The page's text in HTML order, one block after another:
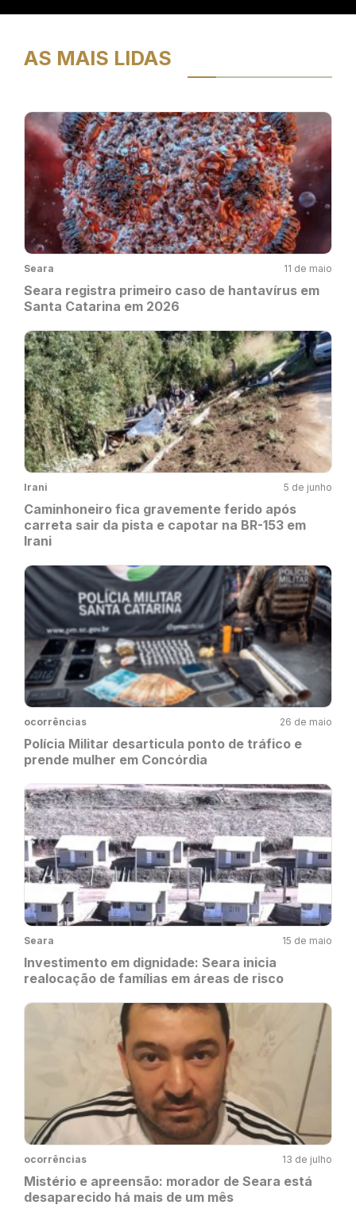
AS MAIS LIDAS
Seara 11 de maio
Seara registra primeiro caso de hantavírus em
Santa Catarina em 2026
Irani 5 de junho
Caminhoneiro fica gravemente ferido após
carreta sair da pista e capotar na BR-153 em
Irani
ocorrências 26 de maio
Polícia Militar desarticula ponto de tráfico e
prende mulher em Concórdia
Seara 15 de maio
Investimento em dignidade: Seara inicia
realocação de famílias em áreas de risco
ocorrências 13 de julho
Mistério e apreensão: morador de Seara está
desaparecido há mais de um mês